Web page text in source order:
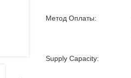
Метод Оплаты:
Supply Capacity: